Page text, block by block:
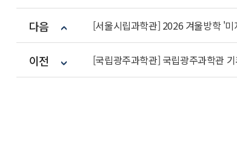
다음 [서울시립과학관] 2026 겨울방학 '
이전 [국립광주과학관] 국립광주과학관